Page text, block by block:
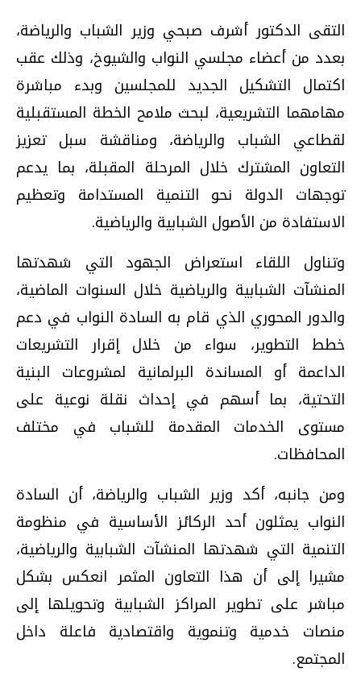
التقى الدكتور أشرف صبحي وزير الشباب والرياضة،
بعدد من أعضاء مجلسي النواب والشيوخ، وذلك عقب
اكتمال التشكيل الجديد للمجلسين وبدء مباشرة
مهامهما التشريعية، لبحث ملامح الخطة المستقبلية
لقطاعي الشباب والرياضة، ومناقشة سبل تعزيز
التعاون المشترك خلال المرحلة المقبلة، بما يدعم
توجهات الدولة نحو التنمية المستدامة وتعظيم
الاستفادة من الأصول الشبابية والرياضية.
وتناول اللقاء استعراض الجهود التي شهدتها
المنشآت الشبابية والرياضية خلال السنوات الماضية،
والدور المحوري الذي قام به السادة النواب في دعم
خطط التطوير، سواء من خلال إقرار التشريعات
الداعمة أو المساندة البرلمانية لمشروعات البنية
التحتية، بما أسهم في إحداث نقلة نوعية على
مستوى الخدمات المقدمة للشباب في مختلف
المحافظات.
ومن جانبه، أكد وزير الشباب والرياضة، أن السادة
النواب يمثلون أحد الركائز الأساسية في منظومة
التنمية التي شهدتها المنشآت الشبابية والرياضية،
مشيرا إلى أن هذا التعاون المثمر انعكس بشكل
مباشر على تطوير المراكز الشبابية وتحويلها إلى
منصات خدمية وتنموية واقتصادية فاعلة داخل
المجتمع.